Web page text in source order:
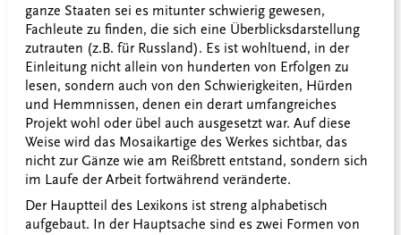
ganze Staaten sei es mitunter schwierig gewesen,
Fachleute zu finden, die sich eine Überblicksdarstellung
zutrauten (z.B. für Russland). Es ist wohltuend, in der
Einleitung nicht allein von hunderten von Erfolgen zu
lesen, sondern auch von den Schwierigkeiten, Hürden
und Hemmnissen, denen ein derart umfangreiches
Projekt wohl oder übel auch ausgesetzt war. Auf diese
Weise wird das Mosaikartige des Werkes sichtbar, das
nicht zur Gänze wie am Reißbrett entstand, sondern sich
im Laufe der Arbeit fortwährend veränderte.
Der Hauptteil des Lexikons ist streng alphabetisch
aufgebaut. In der Hauptsache sind es zwei Formen von